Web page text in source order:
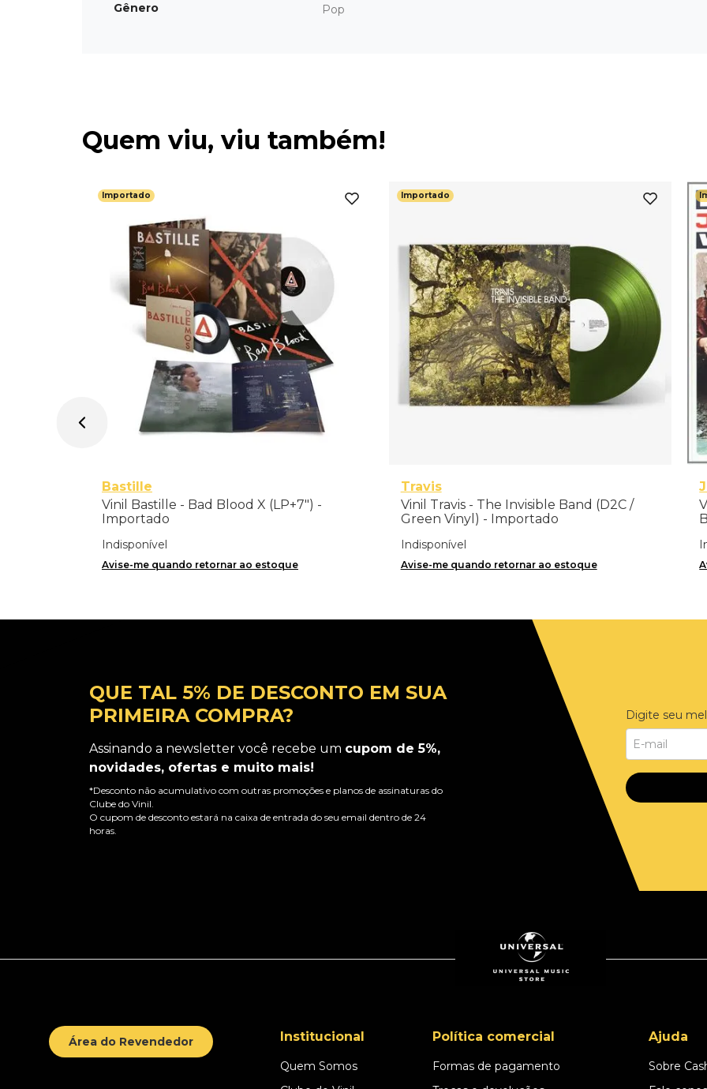
Gênero Pop
Quem viu, viu também!
Importado
Bastille
Vinil Bastille - Bad Blood X (LP+7") -
Importado
Indisponível
Avise-me quando retornar ao estoque
Importado
Travis
Vinil Travis - The Invisible Band (D2C /
Green Vinyl) - Importado
Indisponível
Avise-me quando retornar ao estoque
QUE TAL 5% DE DESCONTO EM SUA
PRIMEIRA COMPRA?
Assinando a newsletter você recebe um cupom de 5%,
novidades, ofertas e muito mais!
*Desconto não acumulativo com outras promoções e planos de assinaturas do
Clube do Vinil.
O cupom de desconto estará na caixa de entrada do seu email dentro de 24
horas.
Digite seu
Área do Revendedor Institucional
Quem Somos
Política comercial
Formas de pagamento
Ajuda
Sobre